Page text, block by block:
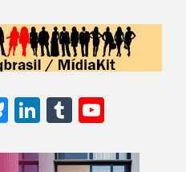
Bluesky
LinkedIn
Tumblr